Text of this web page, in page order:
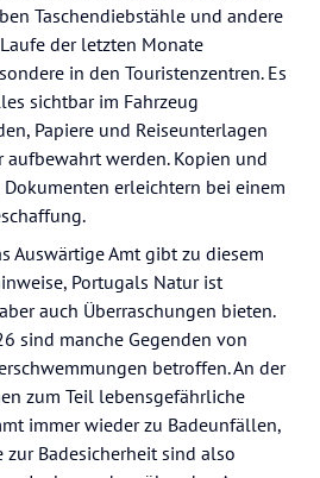
Taschendiebstähle und andere
der letzten Monate
in den Touristenzentren. Es
sichtbar im Fahrzeug
Papiere und Reiseunterlagen
werden. Kopien und
erleichtern bei einem
Auswärtige Amt gibt zu diesem
Portugals Natur ist
auch Überraschungen bieten.
sind manche Gegenden von
betroffen. An der
zum Teil lebensgefährliche
immer wieder zu Badeunfällen,
Badesicherheit sind also